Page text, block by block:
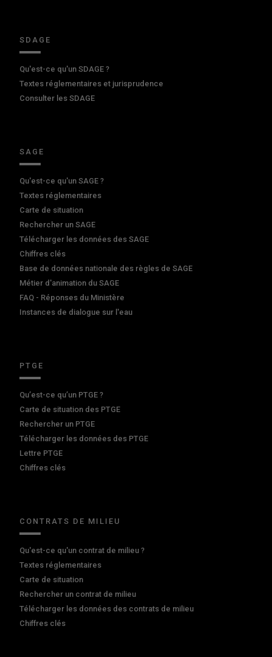
SDAGE
Qu'est-ce qu'un SDAGE ?
Textes réglementaires et jurisprudence
Consulter les SDAGE
SAGE
Qu'est-ce qu'un SAGE ?
Textes réglementaires
Carte de situation
Rechercher un SAGE
Télécharger les données des SAGE
Chiffres clés
Base de données nationale des règles de SAGE
Métier d'animation du SAGE
FAQ - Réponses du Ministère
Instances de dialogue sur l'eau
PTGE
Qu’est-ce qu’un PTGE ?
Carte de situation des PTGE
Rechercher un PTGE
Télécharger les données des PTGE
Lettre PTGE
Chiffres clés
CONTRATS DE MILIEU
Qu'est-ce qu'un contrat de milieu ?
Textes réglementaires
Carte de situation
Rechercher un contrat de milieu
Télécharger les données des contrats de milieu
Chiffres clés